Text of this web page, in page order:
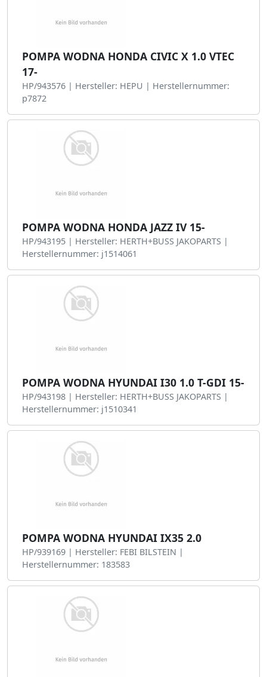
POMPA WODNA HONDA CIVIC X 1.0 VTEC
17-
HP/943576 | Hersteller: HEPU | Herstellernummer:
p7872
POMPA WODNA HONDA JAZZ IV 15-
HP/943195 | Hersteller: HERTH+BUSS JAKOPARTS |
Herstellernummer: j1514061
POMPA WODNA HYUNDAI I30 1.0 T-GDI 15-
HP/943198 | Hersteller: HERTH+BUSS JAKOPARTS |
Herstellernummer: j1510341
POMPA WODNA HYUNDAI IX35 2.0
HP/939169 | Hersteller: FEBI BILSTEIN |
Herstellernummer: 183583